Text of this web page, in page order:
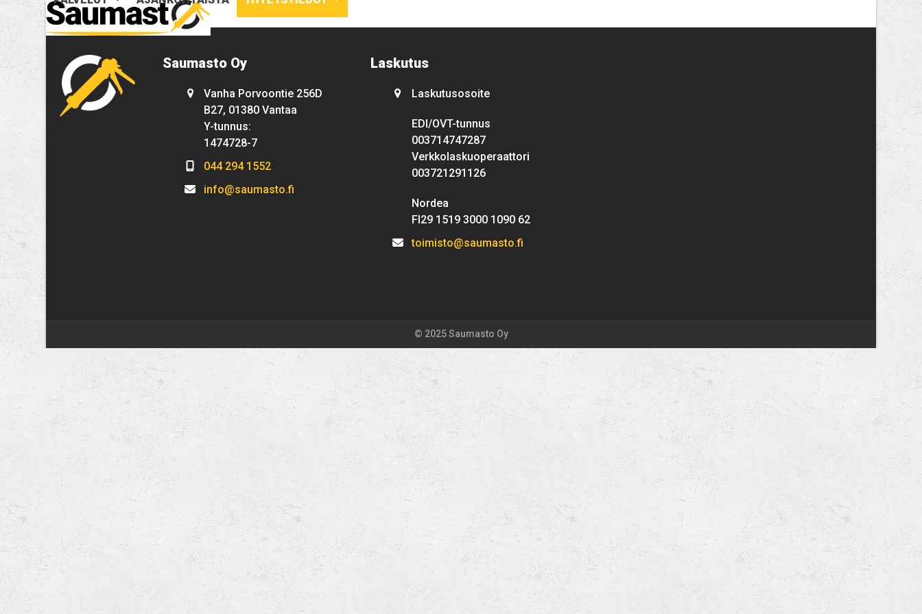
Skip
to
Saumasto Oy
Vanha Porvoontie 256D
B27, 01380 Vantaa
Y-tunnus:
1474728-7
044 294 1552
info@saumasto.fi
Laskutus
Laskutusosoite
EDI/OVT-tunnus
003714747287
Verkkolaskuoperaattori
003721291126
Nordea
FI29 1519 3000 1090 62
toimisto@saumasto.fi
© 2025 Saumasto Oy